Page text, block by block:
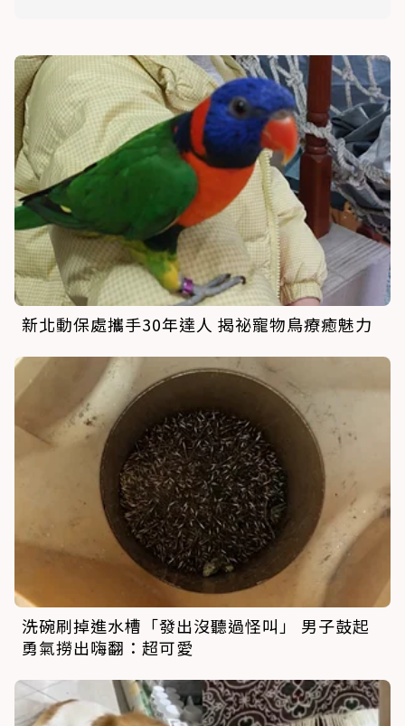
新北動保處攜手30年達人 揭祕寵物鳥療癒魅力
洗碗刷掉進水槽「發出沒聽過怪叫」 男子鼓起
勇氣撈出嗨翻：超可愛